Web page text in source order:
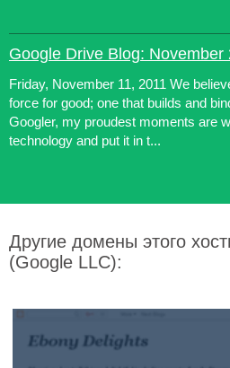
Google Drive Blog: November
Friday, November 11, 2011 We
force for good; one that builds and
Googler, my proudest moments are
technology and put it in t...
Другие домены этого
(Google LLC):